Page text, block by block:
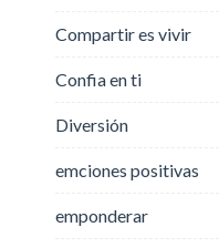
Compartir es vivir
Confia en ti
Diversión
emciones positivas
emponderar